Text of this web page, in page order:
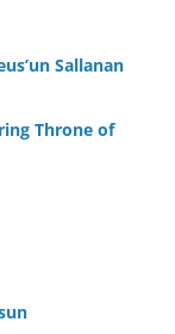
Sallanan
Throne of